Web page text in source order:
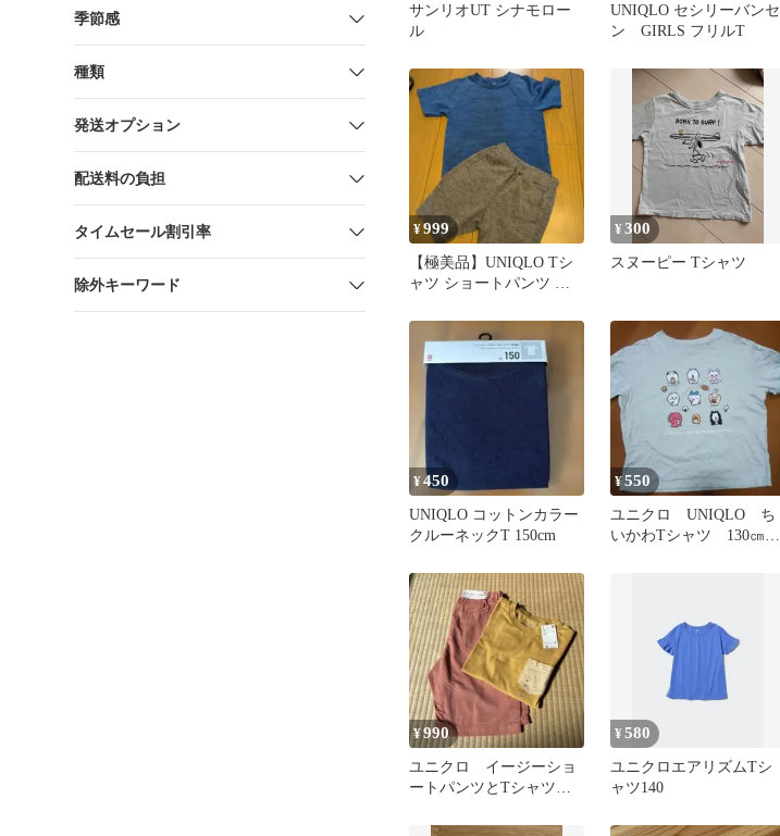
季節感
種類
発送オプション
配送料の負担
タイムセール割引率
除外キーワード
サンリオUT シナモロー
ル
UNIQLO セシリーバンセ
ン GIRLS フリルT
¥999
【極美品】UNIQLO Tシ
ャツ ショートパンツ セ
¥300
スヌーピー Tシャツ
¥450
UNIQLO コットンカラー
クルーネックT 150cm
¥550
ユニクロ UNIQLO ち
いかわTシャツ 130㎝
¥990
ユニクロ イージーショ
ートパンツとTシャツセ
¥580
ユニクロエアリズムTシ
ャツ140